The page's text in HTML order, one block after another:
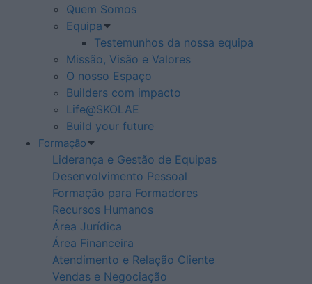
Quem Somos
Equipa
Testemunhos da nossa equipa
Missão, Visão e Valores
O nosso Espaço
Builders com impacto
Life@SKOLAE
Build your future
Formação
Liderança e Gestão de Equipas
Desenvolvimento Pessoal
Formação para Formadores
Recursos Humanos
Área Jurídica
Área Financeira
Atendimento e Relação Cliente
Vendas e Negociação